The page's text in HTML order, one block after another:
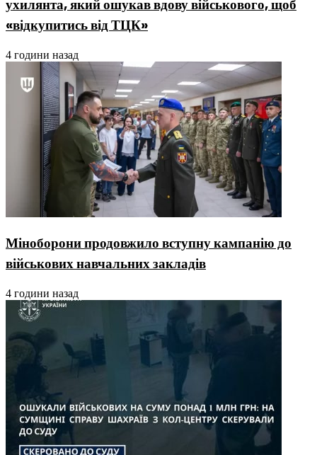
ухилянта, який ошукав вдову військового, щоб
«відкупитись від ТЦК»
4 години назад
Міноборони продовжило вступну кампанію до
військових навчальних закладів
4 години назад